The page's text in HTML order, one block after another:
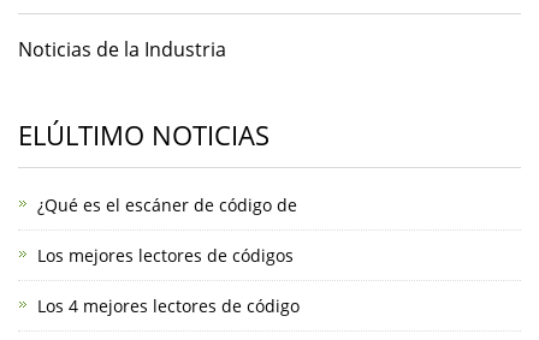
Noticias de la Industria
ELÚLTIMO NOTICIAS
¿Qué es el escáner de código de
Los mejores lectores de códigos
Los 4 mejores lectores de código